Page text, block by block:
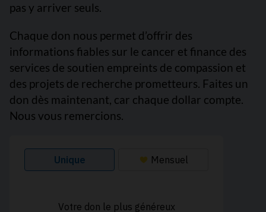
pas y arriver seuls.
Chaque don nous permet d’offrir des
informations fiables sur le cancer et finance des
services de soutien empreints de compassion et
des projets de recherche prometteurs. Faites un
don dès maintenant, car chaque dollar compte.
Nous vous remercions.